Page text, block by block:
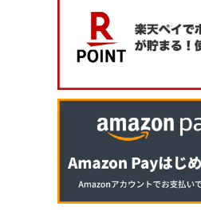
レバーハンドル錠の交換
レバーハンドルのみ交換
暗証番号錠